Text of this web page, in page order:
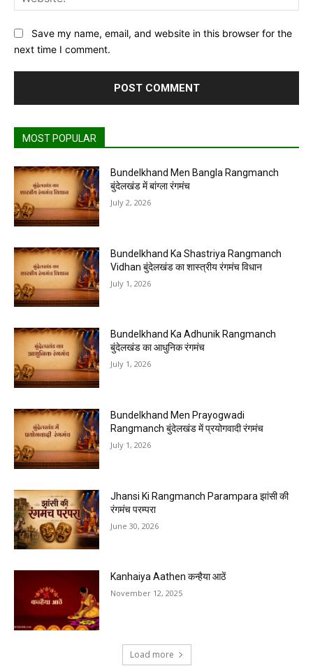
Save my name, email, and website in this browser for the
next time I comment.
MOST POPULAR
Bundelkhand Men Bangla Rangmanch
बुंदेलखंड में बांग्ला रंगमंच
July 2, 2026
Bundelkhand Ka Shastriya Rangmanch
Vidhan बुंदेलखंड का शास्त्रीय रंगमंच विधान
July 1, 2026
Bundelkhand Ka Adhunik Rangmanch
बुंदेलखंड का आधुनिक रंगमंच
July 1, 2026
Bundelkhand Men Prayogwadi
Rangmanch बुंदेलखंड में प्रयोगवादी रंगमंच
July 1, 2026
Jhansi Ki Rangmanch Parampara झांसी की
रंगमंच परम्परा
June 30, 2026
Kanhaiya Aathen कन्हैया आठें
November 12, 2025
Load more